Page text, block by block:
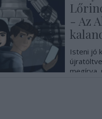
- Az
Isteni jó
megírva,
tettem,